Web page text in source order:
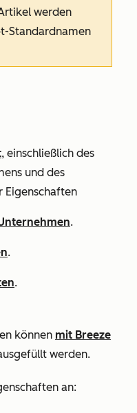
werden
Standardnamen
, einschließlich des
und des
Eigenschaften
.
.
.
können mit Breeze
werden.
an: